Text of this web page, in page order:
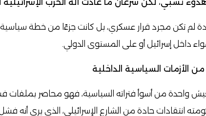
لم تكن مجرد قرار عسكري، بل كانت جزءًا من خطة
داخل إسرائيل أو على المستوى الدولي.
واحدة من أسوأ فتراته السياسية، فهو محاصر بملفات
انتقادات حادة من الشارع الإسرائيلي، الذي يرى أنه